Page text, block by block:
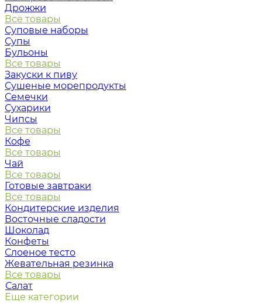
Дрожжи
Все товары
Суповые наборы
Супы
Бульоны
Все товары
Закуски к пиву
Сушеные морепродукты
Семечки
Сухарики
Чипсы
Все товары
Кофе
Все товары
Чай
Все товары
Готовые завтраки
Все товары
Кондитерские изделия
Восточные сладости
Шоколад
Конфеты
Слоеное тесто
Жевательная резинка
Все товары
Салат
Еще категории